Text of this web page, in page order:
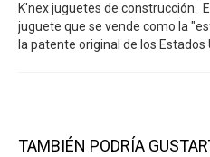
K'nex juguetes de construcción.
juguete que se vende como la
la patente original de los Estados
TAMBIÉN PODRÍA